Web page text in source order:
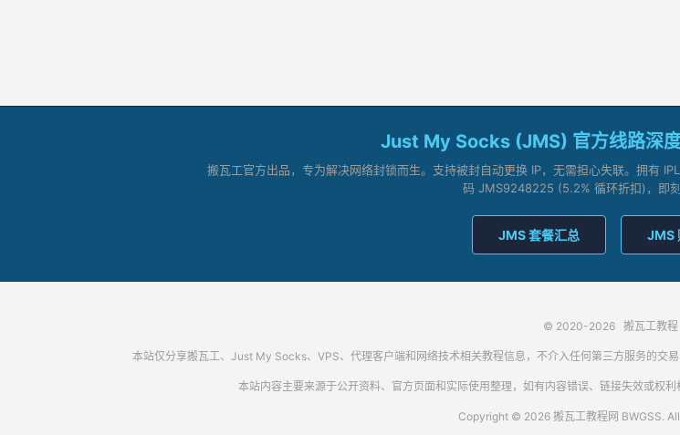
Just My Socks (JMS) 官方线路深
搬瓦工官方出品，专为解决网络封锁而生。支持被封自动更换 IP，无需担心失联。拥有
码 JMS9248225 (5.2% 循环折扣)，即刻
JMS 套餐汇总 JMS
© 2020-2026 搬瓦工教程
本站仅分享搬瓦工、Just My Socks、VPS、代理客户端和网络技术相关教程信息，不介入任何第三方服务的交
本站内容主要来源于公开资料、官方页面和实际使用整理，如有内容错误、链接失效或权利
Copyright © 2026 搬瓦工教程网 BWGSS.